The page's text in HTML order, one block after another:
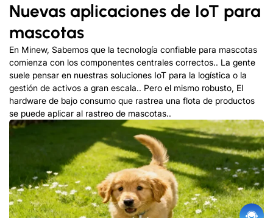
Nuevas aplicaciones de IoT para
mascotas
En Minew, Sabemos que la tecnología confiable para mascotas
comienza con los componentes centrales correctos.. La gente
suele pensar en nuestras soluciones IoT para la logística o la
gestión de activos a gran escala.. Pero el mismo robusto, El
hardware de bajo consumo que rastrea una flota de productos
se puede aplicar al rastreo de mascotas..